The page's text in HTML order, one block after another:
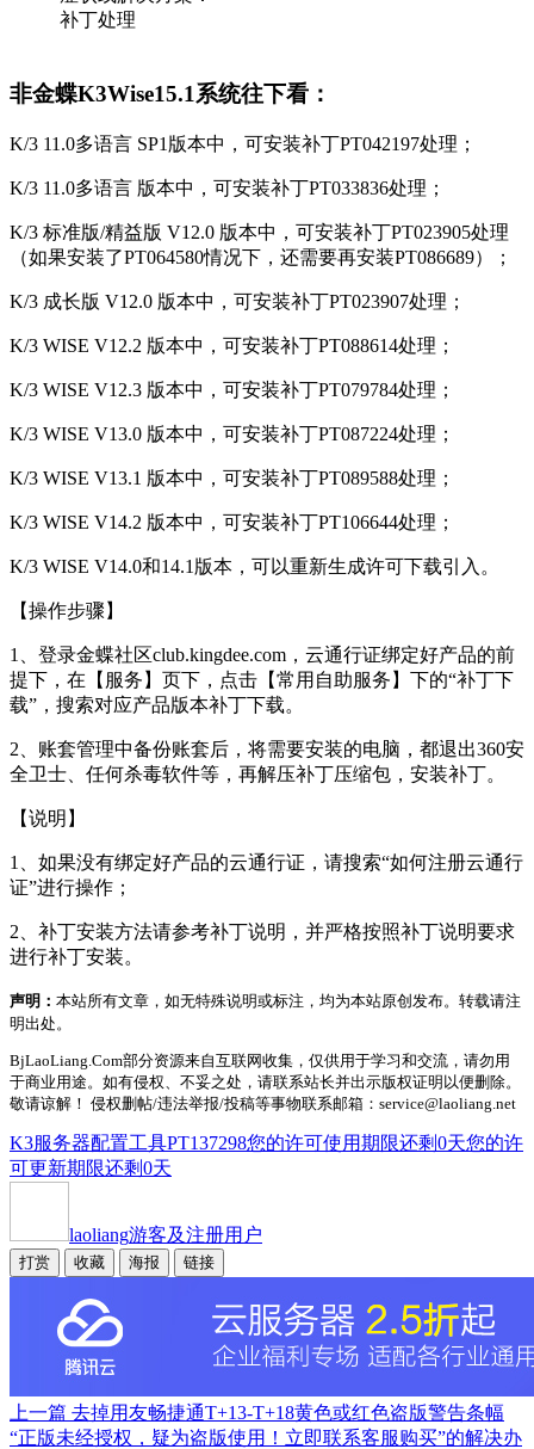
补丁处理
非金蝶K3Wise15.1系统往下看：
K/3 11.0多语言 SP1版本中，可安装补丁PT042197处理；
K/3 11.0多语言 版本中，可安装补丁PT033836处理；
K/3 标准版/精益版 V12.0 版本中，可安装补丁PT023905处理
（如果安装了PT064580情况下，还需要再安装PT086689）；
K/3 成长版 V12.0 版本中，可安装补丁PT023907处理；
K/3 WISE V12.2 版本中，可安装补丁PT088614处理；
K/3 WISE V12.3 版本中，可安装补丁PT079784处理；
K/3 WISE V13.0 版本中，可安装补丁PT087224处理；
K/3 WISE V13.1 版本中，可安装补丁PT089588处理；
K/3 WISE V14.2 版本中，可安装补丁PT106644处理；
K/3 WISE V14.0和14.1版本，可以重新生成许可下载引入。
【操作步骤】
1、登录金蝶社区club.kingdee.com，云通行证绑定好产品的前
提下，在【服务】页下，点击【常用自助服务】下的“补丁下
载”，搜索对应产品版本补丁下载。
2、账套管理中备份账套后，将需要安装的电脑，都退出360安
全卫士、任何杀毒软件等，再解压补丁压缩包，安装补丁。
【说明】
1、如果没有绑定好产品的云通行证，请搜索“如何注册云通行
证”进行操作；
2、补丁安装方法请参考补丁说明，并严格按照补丁说明要求
进行补丁安装。
声明： 本站所有文章，如无特殊说明或标注，均为本站原创发布。转载请注
明出处。
BjLaoLiang.Com部分资源来自互联网收集，仅供用于学习和交流，请勿用
于商业用途。如有侵权、不妥之处，请联系站长并出示版权证明以便删除。
敬请谅解！ 侵权删帖/违法举报/投稿等事物联系邮箱：service@laoliang.net
K3服务器配置工具PT137298您的许可使用期限还剩0天您的许
可更新期限还剩0天
laoliang游客及注册用户
打赏 收藏 海报 链接
上一篇 去掉用友畅捷通T+13-T+18黄色或红色盗版警告条幅
“正版未经授权，疑为盗版使用！立即联系客服购买”的解决办